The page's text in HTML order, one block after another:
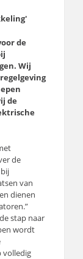
de
Wij
de
de
van
dienen
stap naar
wordt
volledig